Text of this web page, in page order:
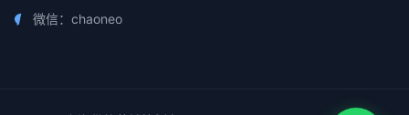
微信：chaoneo